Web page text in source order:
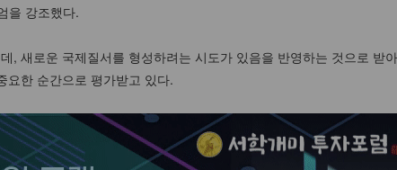
을 강조했다.
, 새로운 국제질서를 형성하려는 시도가 있음을 반영하는 것으로 받
요한 순간으로 평가받고 있다.